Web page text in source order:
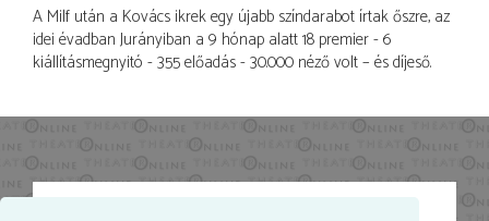
A Milf után a Kovács ikrek egy újabb színdarabot írtak őszre, az
idei évadban Jurányiban a 9 hónap alatt 18 premier - 6
kiállításmegnyitó - 355 előadás - 30.000 néző volt – és díjeső.